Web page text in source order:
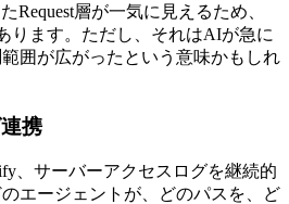
Request層が一気に見えるため、
ります。ただし、それはAIが急に
囲が広がったという意味かもしれ
携
、サーバーアクセスログを継続的
エージェントが、どのパスを、ど